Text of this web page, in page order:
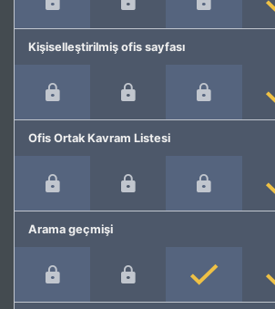
Kişiselleştirilmiş ofis sayfası
Ofis Ortak Kavram Listesi
Arama geçmişi